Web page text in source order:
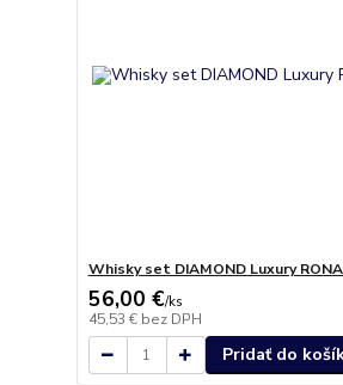
Whisky set DIAMOND Luxury
56,00 €/ks
45,53 € bez DPH
Pridať do